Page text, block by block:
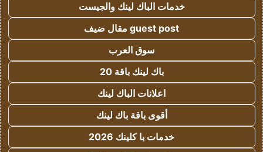
خدمات الباك لينك والجيست
guest post مقال ضيف
سوق العرب
باك لينك باقة 20
اعلانات الباك لينك
أقوى باقة باك لينك
خدمات با كلينك 2026